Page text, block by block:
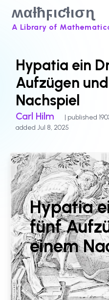
ʍαƚħϝιƈƚισɳ
A Library of
Hypatia ein
Aufzügen
Nachspiel
Carl Hilm
| published
added Jul 8, 2025
Hypatia
fünf
einem